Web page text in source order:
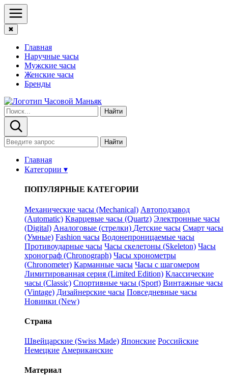
✖
Главная
Наручные часы
Мужские часы
Женские часы
Бренды
Найти
Найти
Главная
Категории ▾
ПОПУЛЯРНЫЕ КАТЕГОРИИ
Механические часы (Mechanical) Автоподзавод
(Automatic) Кварцевые часы (Quartz) Электронные часы
(Digital) Аналоговые (стрелки) Детские часы Смарт часы
(Умные) Fashion часы Водонепроницаемые часы
Противоударные часы Часы скелетоны (Skeleton) Часы
хронограф (Chronograph) Часы хронометры
(Chronometer) Карманные часы Часы с шагомером
Лимитированная серия (Limited Edition) Классические
часы (Classic) Спортивные часы (Sport) Винтажные часы
(Vintage) Дизайнерские часы Повседневные часы
Новинки (New)
Страна
Швейцарские (Swiss Made) Японские Российские
Немецкие Американские
Материал